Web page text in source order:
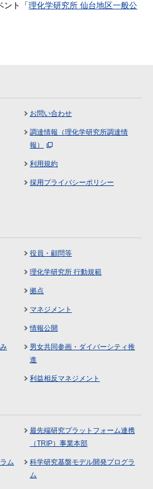
ント「理化学研究所 仙台地区一般公
お問い合わせ
調達情報（理化学研究所調達情
報）
利用規約
採用プライバシーポリシー
役員・顧問等
理化学研究所 行動規範
拠点
マネジメント
情報公開
男女共同参画・ダイバーシティ推
進
利益相反マネジメント
最先端研究プラットフォーム連携
（TRIP）事業本部
ム
科学研究基盤モデル開発プログラ
ム